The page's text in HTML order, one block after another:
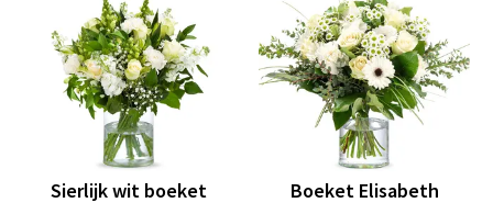
Sierlijk wit boeket Boeket Elisabeth